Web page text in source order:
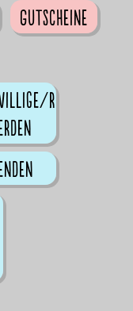
Gutscheine
r